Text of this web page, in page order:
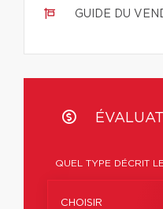
GUIDE DU
QUEL TYPE DÉCRIT
CHOISIR